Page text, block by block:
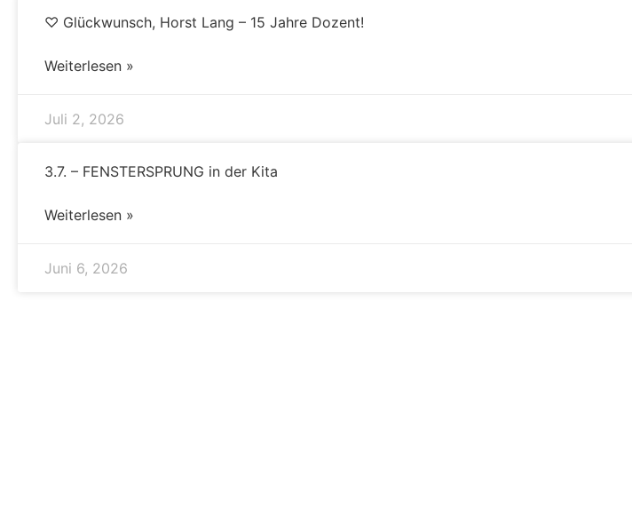
♡ Glückwunsch, Horst Lang – 15 Jahre Dozent!
Weiterlesen »
Juli 2, 2026
3.7. – FENSTERSPRUNG in der Kita
Weiterlesen »
Juni 6, 2026